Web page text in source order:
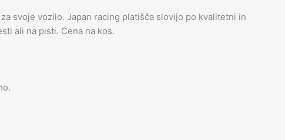
svoje vozilo. Japan racing platišča slovijo po kvalitetni in
ali na pisti. Cena na kos.